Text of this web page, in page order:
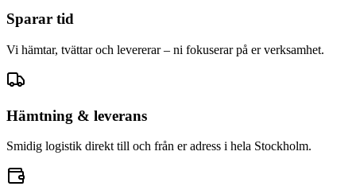
Sparar tid
Vi hämtar, tvättar och levererar – ni fokuserar på er verksamhet.
Hämtning & leverans
Smidig logistik direkt till och från er adress i hela Stockholm.